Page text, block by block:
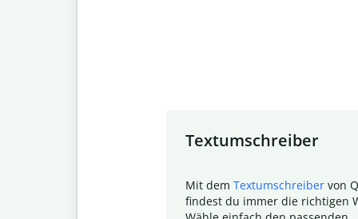
Textumschreiber
Mit dem Textumschreiber von
findest du immer die richtigen